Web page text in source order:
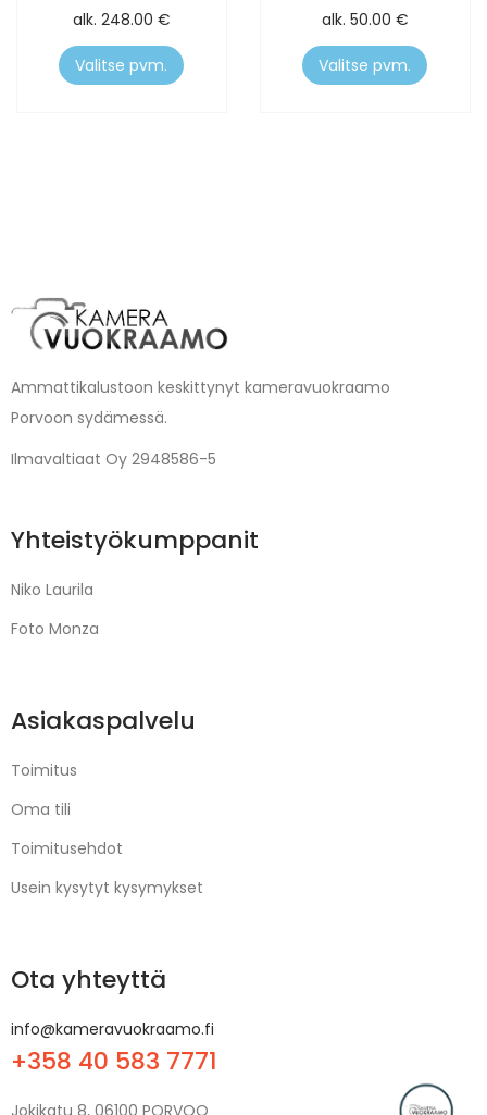
alk. 248.00 €
Valitse pvm.
alk. 50.00 €
Valitse pvm.
Ammattikalustoon keskittynyt kameravuokraamo
Porvoon sydämessä.
Ilmavaltiaat Oy 2948586-5
Yhteistyökumppanit
Niko Laurila
Foto Monza
Asiakaspalvelu
Toimitus
Oma tili
Toimitusehdot
Usein kysytyt kysymykset
Ota yhteyttä
info@kameravuokraamo.fi
+358 40 583 7771